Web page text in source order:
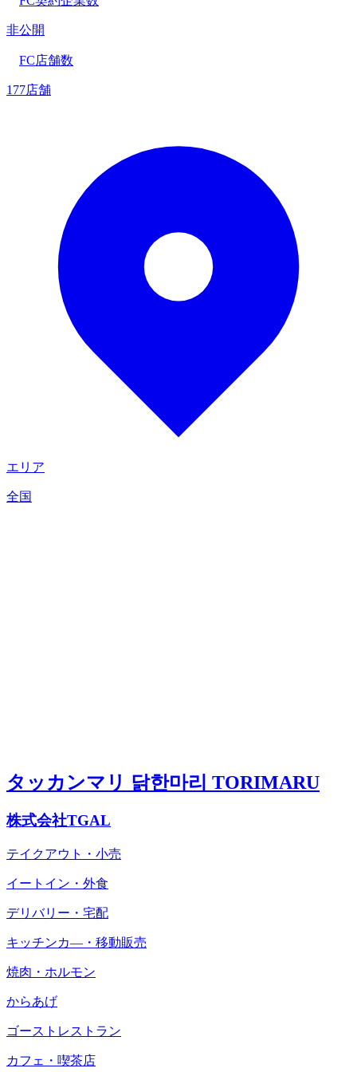
非公開
FC店舗数
177店舗
エリア
全国
タッカンマリ 닭한마리 TORIMARU
株式会社TGAL
テイクアウト・小売
イートイン・外食
デリバリー・宅配
キッチンカ―・移動販売
焼肉・ホルモン
からあげ
ゴーストレストラン
カフェ・喫茶店